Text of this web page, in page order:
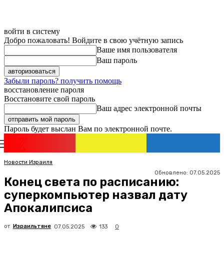
войти в систему
Добро пожаловать! Войдите в свою учётную запись
Ваше имя пользователя
Ваш пароль
Забыли пароль? получить помощь
восстановление пароля
Восстановите свой пароль
Ваш адрес электронной почты
Пароль будет выслан Вам по электронной почте.
Новости Израиля
Обновлено: 07.05.2025
Конец света по расписанию:
суперкомпьютер назвал дату
Апокалипсиса
от Израильтяне 07.05.2025 133 0